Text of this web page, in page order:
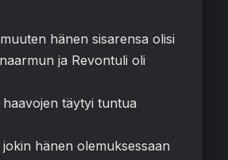
hänen sisarensa olisi
ja Revontuli oli
täytyi tuntua
hänen olemuksessaan